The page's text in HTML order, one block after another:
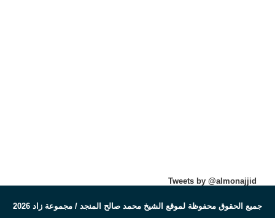
Tweets by @almonajjid
جميع الحقوق محفوظة لموقع الشيخ محمد صالح المنجد / مجموعة زاد 2026